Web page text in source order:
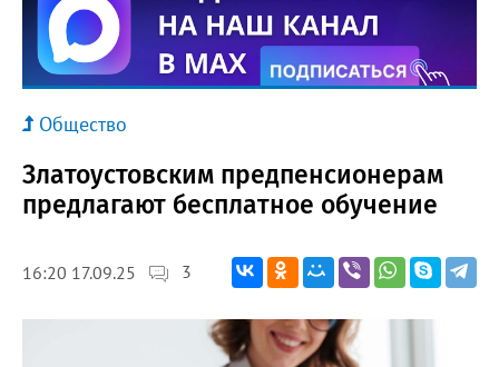
Общество
Златоустовским предпенсионерам
предлагают бесплатное обучение
16:20 17.09.25 3